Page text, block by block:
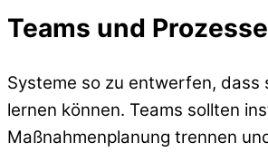
Teams und
Systeme so zu entwerfen, dass
lernen können. Teams sollten
Maßnahmenplanung trennen